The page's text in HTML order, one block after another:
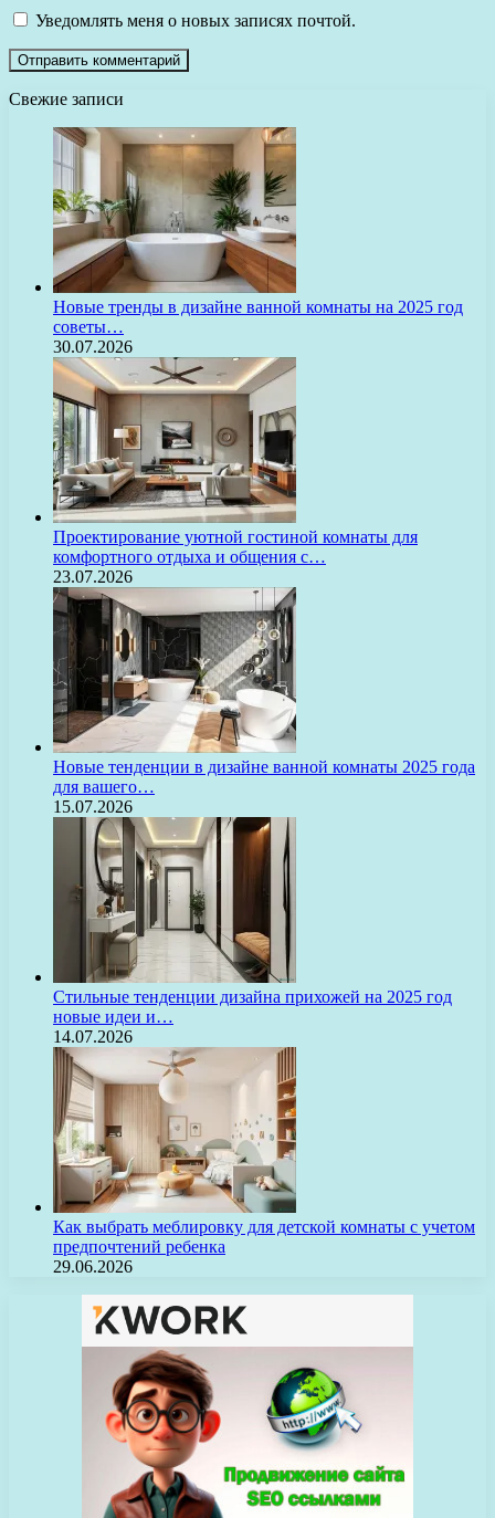
Уведомлять меня о новых записях почтой.
Свежие записи
Новые тренды в дизайне ванной комнаты на 2025 год
советы…
30.07.2026
Проектирование уютной гостиной комнаты для
комфортного отдыха и общения с…
23.07.2026
Новые тенденции в дизайне ванной комнаты 2025 года
для вашего…
15.07.2026
Стильные тенденции дизайна прихожей на 2025 год
новые идеи и…
14.07.2026
Как выбрать меблировку для детской комнаты с учетом
предпочтений ребенка
29.06.2026